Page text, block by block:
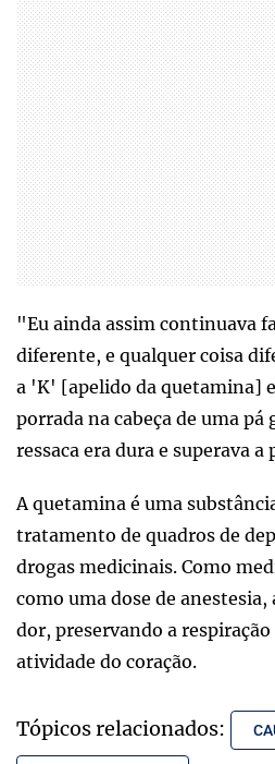
"Eu ainda assim continuava
diferente, e qualquer coisa
a 'K' [apelido da quetamina]
porrada na cabeça de uma pá
ressaca era dura e superava a
A quetamina é uma
tratamento de quadros de
drogas medicinais. Como
como uma dose de
dor, preservando a
atividade do coração.
Tópicos relacionados: